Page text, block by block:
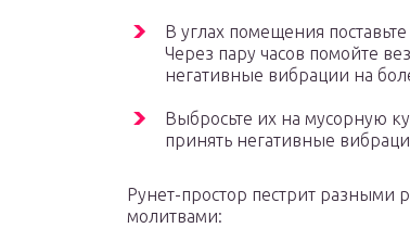
В углах помещения
Через пару часов помойте
негативные вибрации на
Выбросьте их на мусорную
принять негативные
Рунет-простор пестрит разными
молитвами: